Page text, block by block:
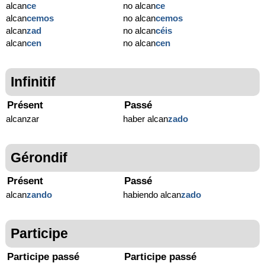
alcance
alcancemos
alcanzad
alcancen
no alcance
no alcancemos
no alcancéis
no alcancen
Infinitif
Présent
alcanzar
Passé
haber alcanzado
Gérondif
Présent
alcanzando
Passé
habiendo alcanzado
Participe
Participe passé Participe passé